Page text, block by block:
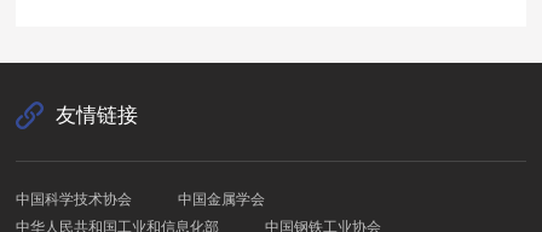
友情链接
中国科学技术协会
中国金属学会
中华人民共和国工业和信息化部
中国钢铁工业协会